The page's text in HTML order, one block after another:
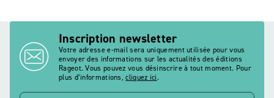
Inscription newsletter
Votre adresse e-mail sera uniquement utilisée pour vous
envoyer des informations sur les actualités des éditions
Rageot. Vous pouvez vous désinscrire à tout moment. Pour
plus d’informations,cliquez ici.